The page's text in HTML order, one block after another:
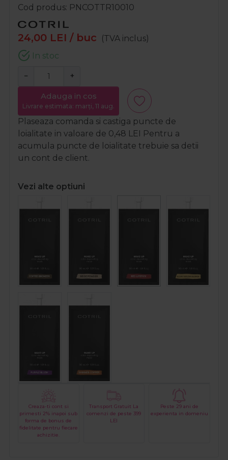
Cod produs PNCOTTR10010
24,00 LEI / buc
(TVA inclus)
In stoc
− +
Adauga in cos
Livrare estimata: marți, 11 aug.
Plaseaza comanda si castiga puncte de
loialitate in valoare de 0,48 LEI Pentru a
acumula puncte de loialitate trebuie sa detii
un cont de client.
Vezi alte optiuni
Creaza-ti cont si
primesti 2% inapoi sub
forma de bonus de
fidelitate pentru fiecare
achizitie.
Transport Gratuit La
comenzi de peste 399
LEI
Peste 29 ani de
experienta in domeniu